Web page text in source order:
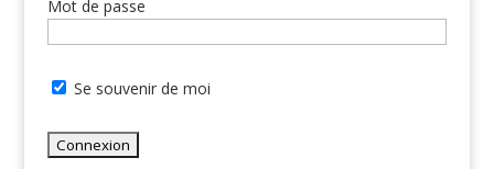
Mot de passe
Se souvenir de moi